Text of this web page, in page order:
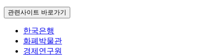
관련사이트 바로가기
한국은행
화폐박물관
경제연구원